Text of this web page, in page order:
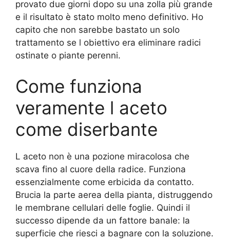
provato due giorni dopo su una zolla più grande
e il risultato è stato molto meno definitivo. Ho
capito che non sarebbe bastato un solo
trattamento se l obiettivo era eliminare radici
ostinate o piante perenni.
Come funziona
veramente l aceto
come diserbante
L aceto non è una pozione miracolosa che
scava fino al cuore della radice. Funziona
essenzialmente come erbicida da contatto.
Brucia la parte aerea della pianta, distruggendo
le membrane cellulari delle foglie. Quindi il
successo dipende da un fattore banale: la
superficie che riesci a bagnare con la soluzione.